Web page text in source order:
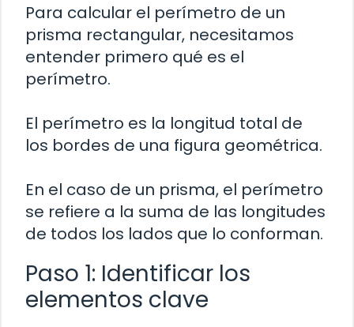
Para calcular el perímetro de un
prisma rectangular, necesitamos
entender primero qué es el
perímetro.
El perímetro es la longitud total de
los bordes de una figura geométrica.
En el caso de un prisma, el perímetro
se refiere a la suma de las longitudes
de todos los lados que lo conforman.
Paso 1: Identificar los
elementos clave